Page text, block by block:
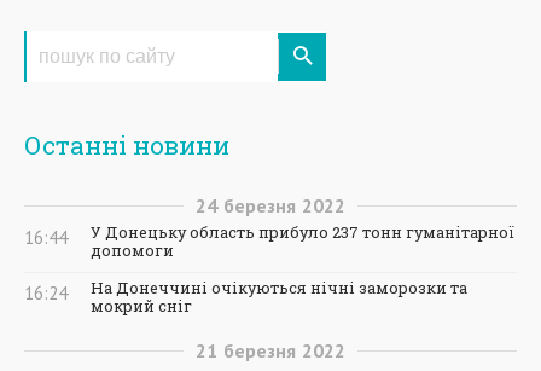
Останні новини
24 березня 2022
16:44
У Донецьку область прибуло 237 тонн гуманітарної
допомоги
16:24
На Донеччині очікуються нічні заморозки та
мокрий сніг
21 березня 2022